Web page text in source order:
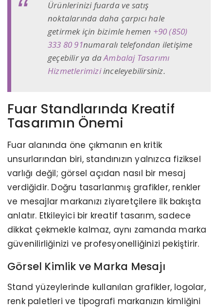
Ürünlerinizi fuarda ve satış
noktalarında daha çarpıcı hale
getirmek için bizimle hemen +90 (850)
333 80 91numaralı telefondan iletişime
geçebilir ya daAmbalaj Tasarımı
Hizmetlerimiziinceleyebilirsiniz.
Fuar Standlarında Kreatif
Tasarımın Önemi
Fuar alanında öne çıkmanın en kritik
unsurlarından biri, standınızın yalnızca fiziksel
varlığı değil; görsel açıdan nasıl bir mesaj
verdiğidir. Doğru tasarlanmış grafikler, renkler
ve mesajlar markanızı ziyaretçilere ilk bakışta
anlatır. Etkileyici bir kreatif tasarım, sadece
dikkat çekmekle kalmaz, aynı zamanda marka
güvenilirliğinizi ve profesyonelliğinizi pekiştirir.
Görsel Kimlik ve Marka Mesajı
Stand yüzeylerinde kullanılan grafikler, logolar,
renk paletleri ve tipografi markanızın kimliğini